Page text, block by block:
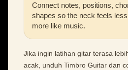
Connect notes, positions,
shapes so the neck feels
more like music.
Jika ingin latihan gitar terasa
acak, unduh Timbro Guitar dan